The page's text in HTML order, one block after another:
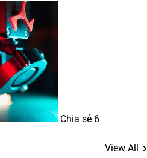
Chia sẻ 6
View All